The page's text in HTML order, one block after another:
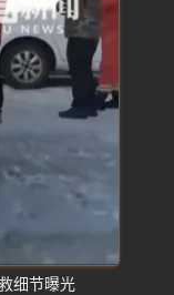
细节曝光